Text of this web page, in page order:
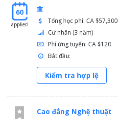
60
applied
Tổng học phí: CA $57,300
Cử nhân (3 năm)
Phí ứng tuyển: CA $120
Bắt đầu:
Kiểm tra hợp lệ
Cao đẳng Nghệ thuật